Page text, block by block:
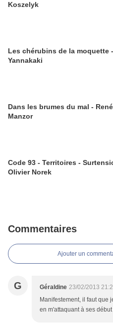
Koszelyk
Les chérubins de la moquette
Yannakaki
Dans les brumes du mal - René
Manzor
Code 93 - Territoires -
Olivier Norek
Commentaires
Ajouter un
G Géraldine 23/02/2013
Manifestement, il faut que
en m'attaquant à ses